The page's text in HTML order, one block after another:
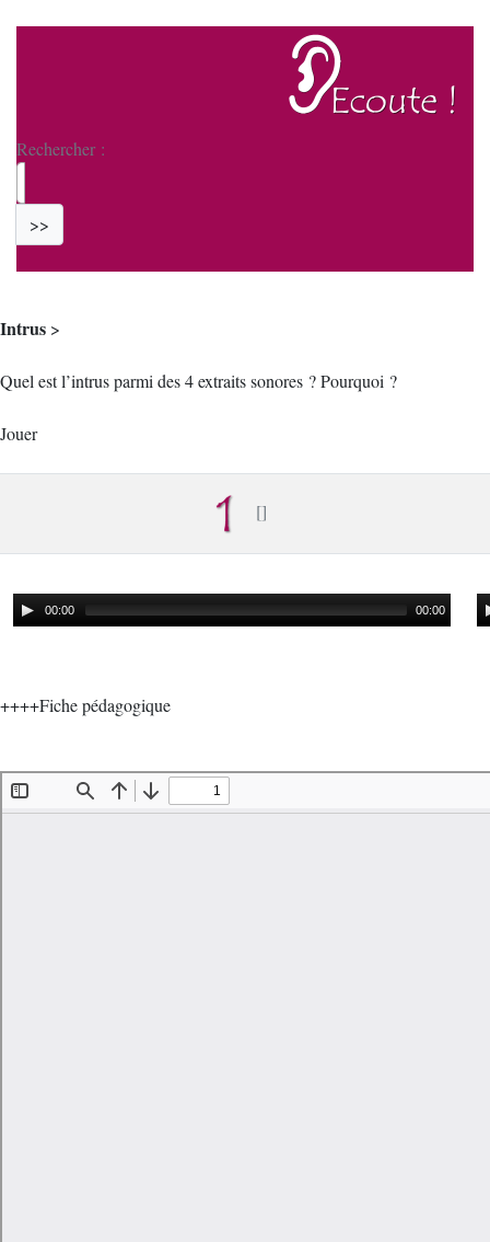
Rechercher :
>>
Intrus >
Quel est l’intrus parmi des 4 extraits sonores ? Pourquoi ?
Jouer
00:00 00:00
++++Fiche pédagogique